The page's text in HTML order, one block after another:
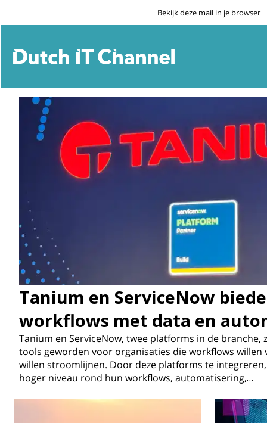
Bekijk deze mail in je browser
Tanium en ServiceNow
workflows met data en
Tanium en ServiceNow, twee platforms in de branche,
tools geworden voor organisaties die workflows willen
willen stroomlijnen. Door deze platforms te
hoger niveau rond hun workflows, automatisering,…